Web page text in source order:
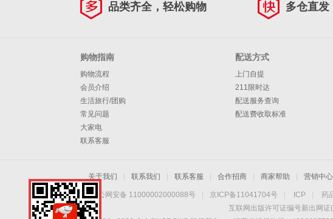
品类齐全，轻松购物 多仓直发
购物指南
购物流程
会员介绍
生活旅行/团购
常见问题
大家电
联系客服
配送方式
上门自提
211限时达
配送服务查询
配送费收取标准
关于我们 联系我们 联系客服 合作招商 商家帮助 营销中心
京公网安备 11000002000088号 京ICP备11041704号 ICP 药
互联网出版许可证编号新出网